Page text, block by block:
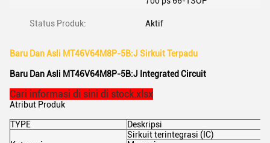
Status Produk: Aktif
Baru Dan Asli MT46V64M8P-5B:J Sirkuit Terpadu
Baru Dan Asli MT46V64M8P-5B:J Integrated Circuit
Cari informasi di sini di stock.xlsx
Atribut Produk
TYPE Deskripsi
Sirkuit terintegrasi (IC)